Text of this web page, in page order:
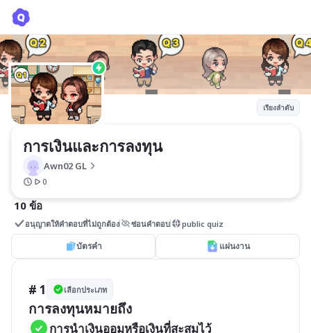
เรียงลำดับ
การเงินและการลงทุน
Awn02 GL
0
10 ข้อ
อนุญาตให้คำตอบที่ไม่ถูกต้อง ซ่อนคำตอบ public quiz
บัตรคำ แผ่นงาน
# 1 เลือกประเภท
การลงทุนหมายถึง
การนำเงินออมหรือเงินที่สะสมไว้